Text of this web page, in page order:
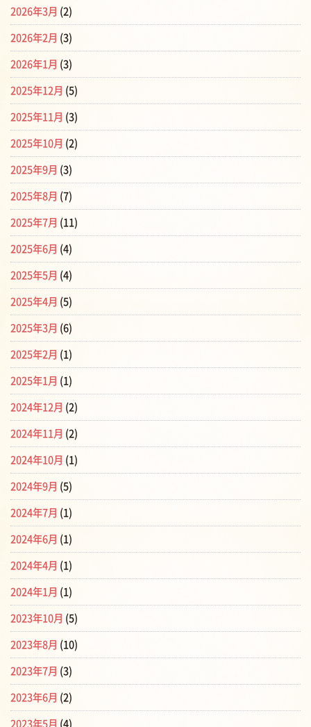
2026年3月 (2)
2026年2月 (3)
2026年1月 (3)
2025年12月 (5)
2025年11月 (3)
2025年10月 (2)
2025年9月 (3)
2025年8月 (7)
2025年7月 (11)
2025年6月 (4)
2025年5月 (4)
2025年4月 (5)
2025年3月 (6)
2025年2月 (1)
2025年1月 (1)
2024年12月 (2)
2024年11月 (2)
2024年10月 (1)
2024年9月 (5)
2024年7月 (1)
2024年6月 (1)
2024年4月 (1)
2024年1月 (1)
2023年10月 (5)
2023年8月 (10)
2023年7月 (3)
2023年6月 (2)
2023年5月 (4)